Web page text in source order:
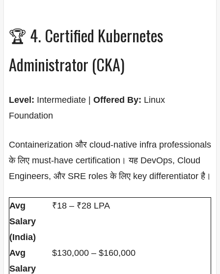
🏆 4. Certified Kubernetes
Administrator (CKA)
Level: Intermediate | Offered By: Linux
Foundation
Containerization और cloud-native infra professionals
के लिए must-have certification। यह DevOps, Cloud
Engineers, और SRE roles के लिए key differentiator है।
Avg
Salary
(India)
₹18 – ₹28 LPA
Avg
Salary
$130,000 – $160,000